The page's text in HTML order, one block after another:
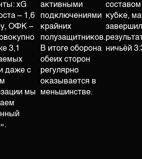
xG
– 1,6
ОФК –
3,1
даже с
мы
активными
подключениями
крайних
полузащитников.
В итоге оборона
обеих сторон
регулярно
оказывается в
меньшинстве.
кубке,
ничьёй